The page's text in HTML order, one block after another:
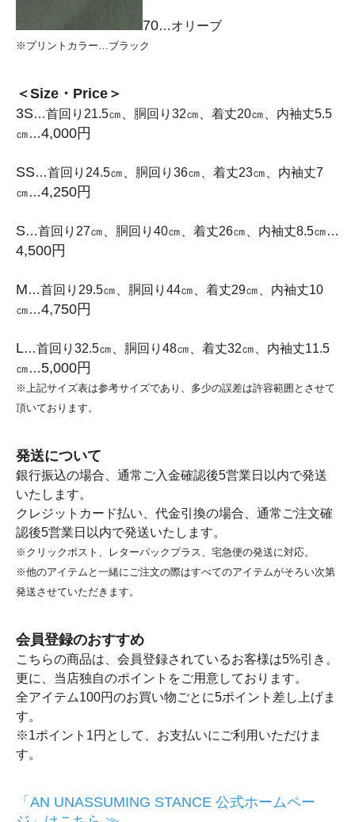
70…オリーブ
※プリントカラー…ブラック
＜Size・Price＞
3S…首回り21.5㎝、胴回り32㎝、着丈20㎝、内袖丈5.5
㎝…4,000円
SS…首回り24.5㎝、胴回り36㎝、着丈23㎝、内袖丈7
㎝…4,250円
S…首回り27㎝、胴回り40㎝、着丈26㎝、内袖丈8.5㎝…
4,500円
M…首回り29.5㎝、胴回り44㎝、着丈29㎝、内袖丈10
㎝…4,750円
L…首回り32.5㎝、胴回り48㎝、着丈32㎝、内袖丈11.5
㎝…5,000円
※上記サイズ表は参考サイズであり、多少の誤差は許容範囲とさせて
頂いております。
発送について
銀行振込の場合、通常ご入金確認後5営業日以内で発送
いたします。
クレジットカード払い、代金引換の場合、通常ご注文確
認後5営業日以内で発送いたします。
※クリックポスト、レターパックプラス、宅急便の発送に対応。
※他のアイテムと一緒にご注文の際はすべてのアイテムがそろい次第
発送させていただきます。
会員登録のおすすめ
こちらの商品は、会員登録されているお客様は5%引き。
更に、当店独自のポイントをご用意しております。
全アイテム100円のお買い物ごとに5ポイント差し上げま
す。
※1ポイント1円として、お支払いにご利用いただけま
す。
「AN UNASSUMING STANCE 公式ホームペー